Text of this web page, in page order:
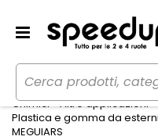
Home Auto
Cura
Chimici - Altre applicazioni
Plastica e gomma da
MEGUIARS